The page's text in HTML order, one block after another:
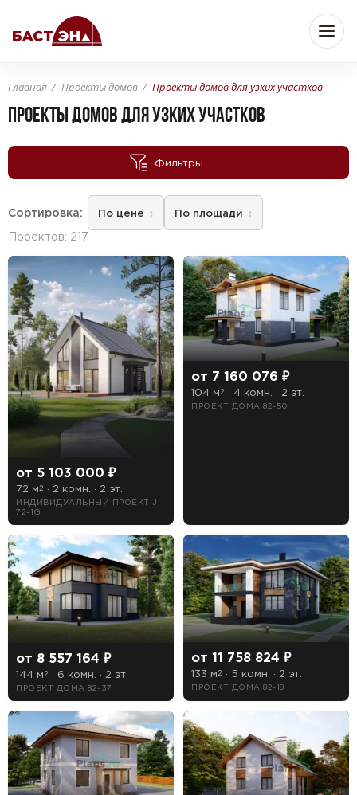
Главная Проекты домов Проекты домов для узких участков
ПРОЕКТЫ ДОМОВ ДЛЯ УЗКИХ УЧАСТКОВ
Фильтры
Сортировка: По цене По площади
Проектов: 217
от 5 103 000 ₽
72 м 2 · 2 комн. · 2 эт.
ИНДИВИДУАЛЬНЫЙ ПРОЕКТ J-
72-1G
от 7 160 076 ₽
104 м 2 · 4 комн. · 2 эт.
ПРОЕКТ ДОМА 82-50
от 8 557 164 ₽
144 м2 · 6 комн. · 2 эт.
ПРОЕКТ ДОМА 82-37
от 11 758 824 ₽
133 м 2 · 5 комн. · 2 эт.
ПРОЕКТ ДОМА 82-18
Бюджет
Площадь
От м2 — До м2
Комнат
От —
Этажность
1 этажные дома
2 этажные дома
3 этажные дома
Тип кровли
Плоская
Длина